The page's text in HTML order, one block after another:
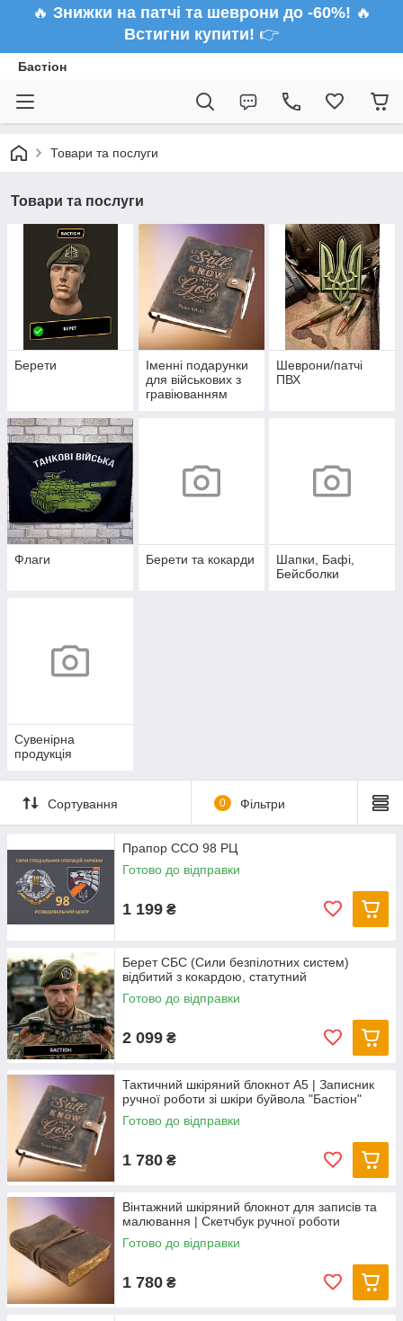
🔥 Знижки на патчі та шеврони до -60%! 🔥
Встигни купити! 👉
Бастіон
Товари та послуги
Товари та послуги
Берети
Іменні подарунки
для військових з
гравіюванням
Шеврони/патчі
ПВХ
Флаги Берети та кокарди
Шапки, Бафі,
Бейсболки
Сувенірна
продукція
Сортування 0 Фільтри
Прапор ССО 98 РЦ
Готово до відправки
1 199 ₴
Берет СБС (Сили безпілотних систем)
відбитий з кокардою, статутний
Готово до відправки
2 099 ₴
Тактичний шкіряний блокнот А5 | Записник
ручної роботи зі шкіри буйвола "Бастіон"
Готово до відправки
1 780 ₴
Вінтажний шкіряний блокнот для записів та
малювання | Скетчбук ручної роботи
Готово до відправки
1 780 ₴